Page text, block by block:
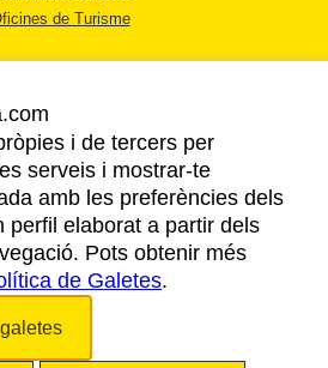
de Turisme
AVÍS LEGAL
DE PRIVACITAT
COOKIES
ACCESSIBILITAT
i de tercers per
serveis i mostrar-te
amb les preferències dels
perfil elaborat a partir dels
Pots obtenir més
de Galetes.